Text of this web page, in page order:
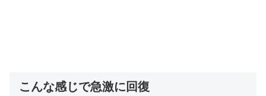
こんな感じで急激に回復